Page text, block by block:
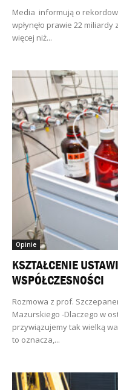
Media informują o
wpłynęło prawie 22 miliardy
więcej niż...
Opinie
KSZTAŁCENIE
WSPÓŁCZESNOŚCI
Rozmowa z prof.
Mazurskiego -Dlaczego w
przywiązujemy tak wielką
to oznacza,...